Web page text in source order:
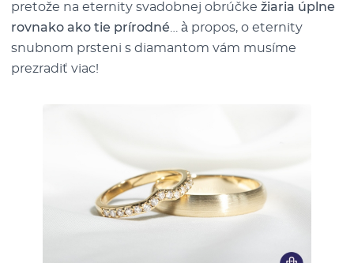
pretože na eternity svadobnej obrúčke žiaria úplne
rovnako ako tie prírodné … à propos, o eternity
snubnom prsteni s diamantom vám musíme
prezradiť viac!